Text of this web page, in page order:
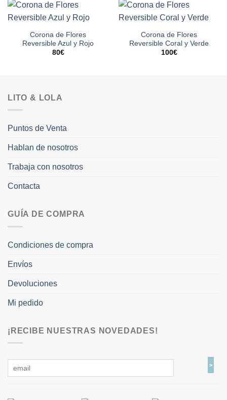
Corona de Flores
Reversible Azul y Rojo
80€
Corona de Flores
Reversible Coral y Verde
100€
LITO & LOLA
Puntos de Venta
Hablan de nosotros
Trabaja con nosotros
Contacta
GUÍA DE COMPRA
Condiciones de compra
Envíos
Devoluciones
Mi pedido
¡RECIBE NUESTRAS NOVEDADES!